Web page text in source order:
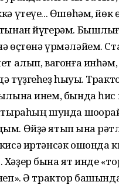
үтеүе... Өшөһәм, йөк
йүгерәм.
өҫтөнә үрмәләйем.
алып, вагонға
түҙгеһеҙ һыуыҡ.
инем, бында
шунда
Өйҙә ятып ҡына
иртәнсәк ошонда
бына ят инде
Ә трактор